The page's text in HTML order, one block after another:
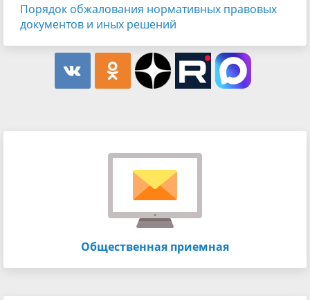
Порядок обжалования нормативных правовых
документов и иных решений
Общественная приемная